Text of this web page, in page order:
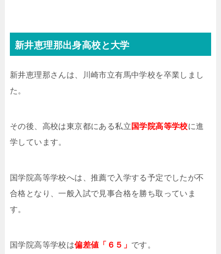
新井恵理那出身高校と大学
新井恵理那さんは、川崎市立有馬中学校を卒業しまし
た。
その後、高校は東京都にある私立 国学院高等学校に進
学しています。
国学院高等学校へは、推薦で入学する予定でしたが不
合格となり、一般入試で見事合格を勝ち取っていま
す。
国学院高等学校は偏差値「６５」 です。